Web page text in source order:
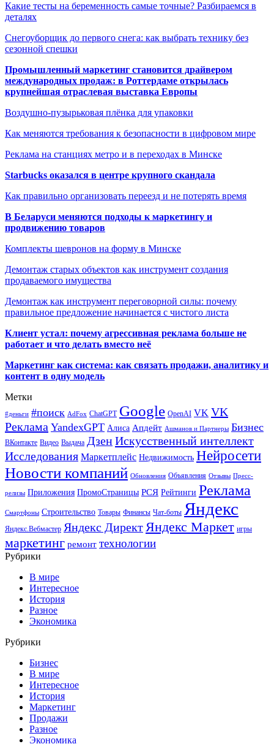
Какие тесты на беременность самые точные? Разбираемся в
деталях
Снегоуборщик до первого снега: как выбрать технику без
сезонной спешки
Промышленный маркетинг становится драйвером
международных продаж: в Роттердаме открылась
крупнейшая отраслевая выставка Европы
Воздушно-пузырьковая плёнка для упаковки
Как меняются требования к безопасности в цифровом мире
Реклама на станциях метро и в переходах в Минске
Starbucks оказался в центре крупного скандала
Как правильно организовать переезд и не потерять время
В Беларуси меняются подходы к маркетингу и
продвижению товаров
Комплекты шевронов на форму в Минске
Демонтаж старых объектов как инструмент создания
продаваемого имущества
Демонтаж как инструмент переговорной силы: почему
правильное предложение начинается с чистого листа
Клиент устал: почему агрессивная реклама больше не
работает и что делать вместо неё
Маркетинг как система: как связать продажи, аналитику и
контент в одну модель
Метки
#деньги #поиск AdFox ChatGPT Google OpenAI VK VK
Реклама YandexGPT Алиса Апдейт Ашманов и Партнеры Бизнес
ВКонтакте Видео Выдача ДзенИскусственный интеллект
Исследования Маркетплейс Недвижимость Нейросети
Новости компаний Обновления Объявления Отзывы Пресс-
релизы Приложения ПромоСтраницы РСЯ Рейтинги Реклама
Смартфоны Строительство Товары Финансы Чат-боты Яндекс
Яндекс.Вебмастер Яндекс Директ Яндекс Маркет игры
маркетинг ремонт технологии
Рубрики
В мире
Интересное
История
Разное
Экономика
Рубрики
Бизнес
В мире
Интересное
История
Маркетинг
Продажи
Разное
Экономика